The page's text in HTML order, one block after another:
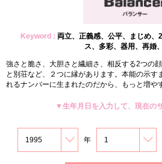
Keyword : 両立、正義感、公平、まじめ、
ス、多彩、器用、再婚
強さと脆さ、大胆さと繊細さ、相反する2つの
と別荘など、２つに縁があります。本能の示す
れるナンバーに生まれたのだから、もっと増や
▼生年月日を入力して、現在の
年